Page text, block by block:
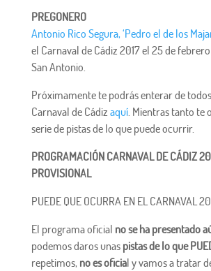
PREGONERO
Antonio Rico Segura, ‘Pedro el de los
el Carnaval de Cádiz 2017 el 25 de
San Antonio.
Próximamente te podrás enterar de
Carnaval de Cádiz aquí. Mientras tanto te
serie de pistas de lo que puede ocurrir.
PROGRAMACIÓN CARNAVAL DE CÁDIZ
PROVISIONAL
PUEDE QUE OCURRA EN EL CARNAVAL
El programa oficial no se ha presentado
podemos daros unas pistas de lo que
repetimos, no es oficial y vamos a tratar